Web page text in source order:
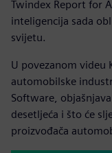
Twindex Report for
inteligencija sada
svijetu.
U povezanom videu
automobilske
Software,
desetljeća i što će
proizvođača